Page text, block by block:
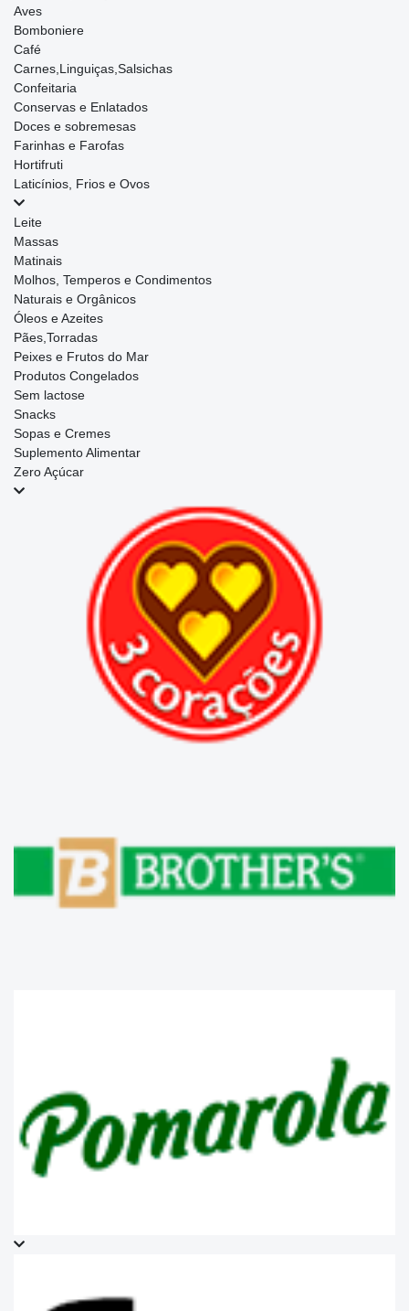
Aves
Bomboniere
Café
Carnes,Linguiças,Salsichas
Confeitaria
Conservas e Enlatados
Doces e sobremesas
Farinhas e Farofas
Hortifruti
Laticínios, Frios e Ovos
Leite
Massas
Matinais
Molhos, Temperos e Condimentos
Naturais e Orgânicos
Óleos e Azeites
Pães,Torradas
Peixes e Frutos do Mar
Produtos Congelados
Sem lactose
Snacks
Sopas e Cremes
Suplemento Alimentar
Zero Açúcar